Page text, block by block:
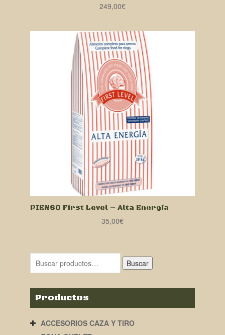
249,00€
PIENSO First Level – Alta Energía
35,00€
Buscar
Productos
ACCESORIOS CAZA Y TIRO